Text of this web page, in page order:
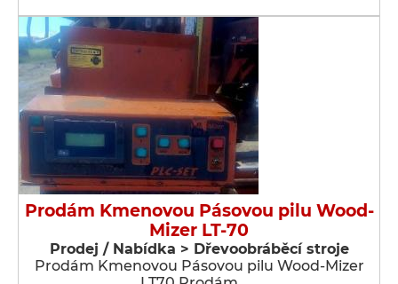
Prodám Kmenovou Pásovou pilu Wood-
Mizer LT-70
Prodej / Nabídka > Dřevoobráběcí stroje
Prodám Kmenovou Pásovou pilu Wood-Mizer